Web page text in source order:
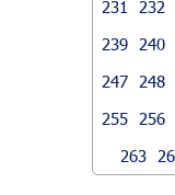
231
232
239
240
247
248
255
256
263